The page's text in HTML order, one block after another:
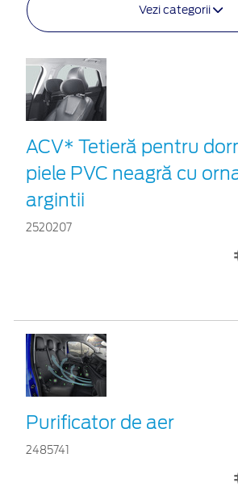
Vezi categorii
ACV* Tetieră pentru
piele PVC neagră cu
argintii
2520207
Purificator de aer
2485741